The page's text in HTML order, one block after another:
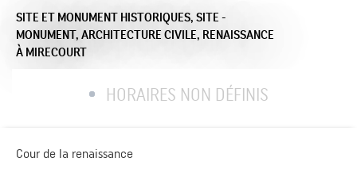
SITE ET MONUMENT HISTORIQUES, SITE -
MONUMENT, ARCHITECTURE CIVILE, RENAISSANCE
À MIRECOURT
HORAIRES NON DÉFINIS
Cour de la renaissance